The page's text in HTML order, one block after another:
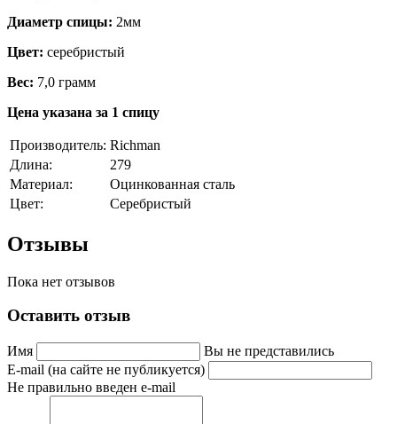
Диаметр спицы: 2мм
Цвет: серебристый
Вес: 7,0 грамм
Цена указана за 1 спицу
Производитель: Richman
Длина:
279
Материал:
Оцинкованная сталь
Цвет:
Серебристый
Отзывы
Пока нет отзывов
Оставить отзыв
Имя
Вы не представились
E-mail (на сайте не публикуется)
Не правильно введен e-mail